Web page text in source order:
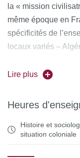
la « mission
même époque en
spécificités de
locaux variés –
thèmes : la langue
indigènes.
Lire plus
Heures
Histoire et
situation coloniale